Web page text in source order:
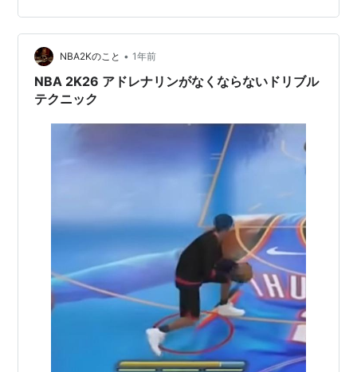
インアンドアウトのモーションが混じってしまう。 それ
が実は、ヘジテーションのアニメーションを変えると、
モメンタムクロスの最初のモーションが大きく変わるら
しい。 そのあたりを、グリッチーなドリブルムーブにつ
いてHAUNTING氏が解説してい…
NBA2Kのこと • 1年前
NBA 2K26 アドレナリンがなくならないドリブル
テクニック